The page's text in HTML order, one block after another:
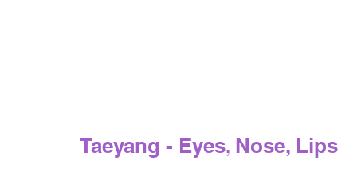
Taeyang - Eyes, Nose, Lips